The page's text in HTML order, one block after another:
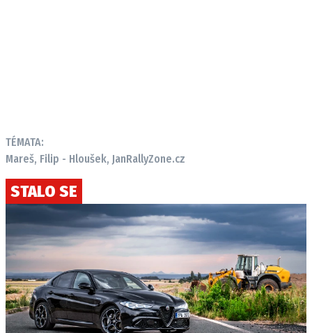
TÉMATA:
Mareš, Filip - Hloušek, JanRallyZone.cz
STALO SE